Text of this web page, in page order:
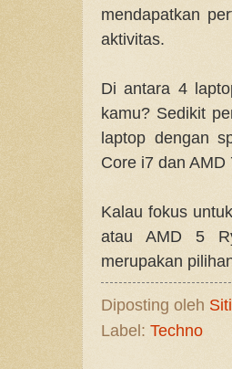
mendapatkan
aktivitas.
Di antara 4
kamu? Sedikit
laptop dengan
Core i7 dan AMD
Kalau fokus
atau AMD 5
merupakan
Diposting oleh
Label: Techno